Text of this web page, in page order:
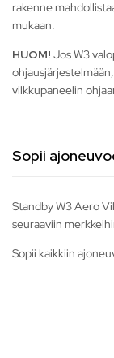
rakenne
mukaan.
HUOM! Jos W3
vilkkupaneelin
Sopii
Standby W3 Aero
seuraaviin
Sopii kaikkiin